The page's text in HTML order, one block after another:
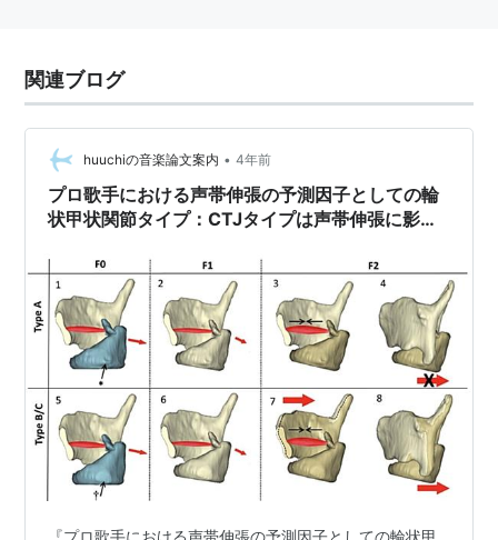
関連ブログ
huuchiの音楽論文案内 • 4年前
プロ歌手における声帯伸張の予測因子としての輪
状甲状関節タイプ：CTJタイプは声帯伸張に影響
『プロ歌手における声帯伸張の予測因子としての輪状甲